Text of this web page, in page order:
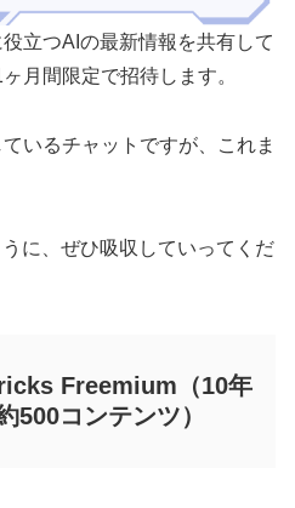
立つAIの最新情報を共有して
月間限定で招待します。
いるチャットですが、これま
に、ぜひ吸収していってくだ
Freemium（10年
500コンテンツ）